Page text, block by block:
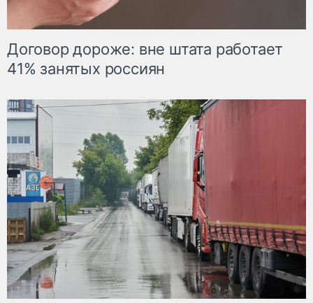
Договор дороже: вне штата работает
41% занятых россиян